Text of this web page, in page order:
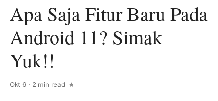
Apa Saja Fitur Baru Pada
Android 11? Simak
Yuk!!
Okt 6 · 2 min read